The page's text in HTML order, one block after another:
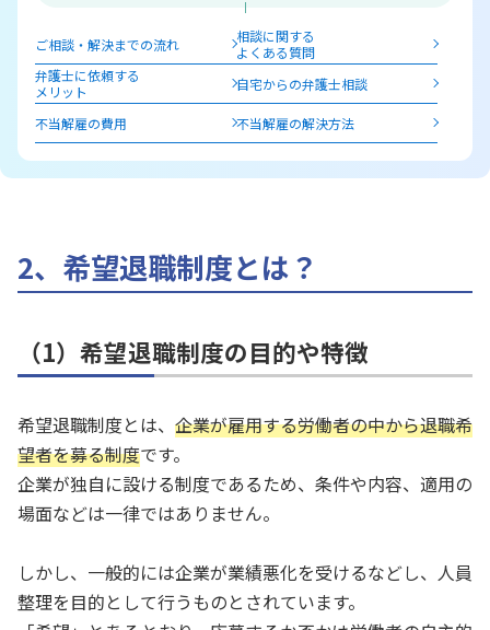
ご相談・解決までの流れ
相談に関する
よくある質問
弁護士に依頼する
メリット
自宅からの弁護士相談
不当解雇の費用 不当解雇の解決方法
2、希望退職制度とは？
（1）希望退職制度の目的や特徴
希望退職制度とは、 企業が雇用する労働者の中から退職希
望者を募る制度です。
企業が独自に設ける制度であるため、条件や内容、適用の
場面などは一律ではありません。
しかし、一般的には企業が業績悪化を受けるなどし、人員
整理を目的として行うものとされています。